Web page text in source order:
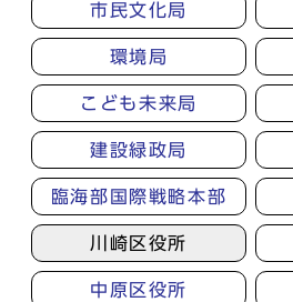
市民文化局
環境局
こども未来局
建設緑政局
臨海部国際戦略本部
川崎区役所
中原区役所